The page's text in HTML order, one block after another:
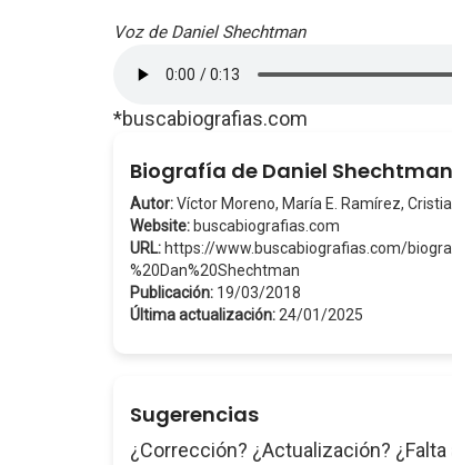
Voz de Daniel Shechtman
*buscabiografias.com
Biografía de Daniel
Autor:Víctor Moreno, María E. Ramírez,
Website: buscabiografias.com
URL: https://www.buscabiografias.com/
%20Dan%20Shechtman
Publicación: 19/03/2018
Última actualización: 24/01/2025
Sugerencias
¿Corrección? ¿Actualización? ¿Falta